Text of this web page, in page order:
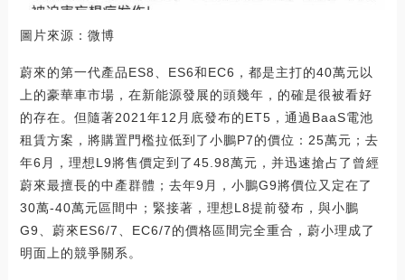
圖片來源：微博
蔚來的第一代產品ES8、ES6和EC6，都是主打的40萬元以
上的豪華車市場，在新能源發展的頭幾年，的確是很被看好
的存在。但隨著2021年12月底發布的ET5，通過BaaS電池
租賃方案，將購置門檻拉低到了小鵬P7的價位：25萬元；去
年6月，理想L9將售價定到了45.98萬元，并迅速搶占了曾經
蔚來最擅長的中產群體；去年9月，小鵬G9將價位又定在了
30萬-40萬元區間中；緊接著，理想L8提前發布，與小鵬
G9、蔚來ES6/7、EC6/7的價格區間完全重合，蔚小理成了
明面上的競爭關系。